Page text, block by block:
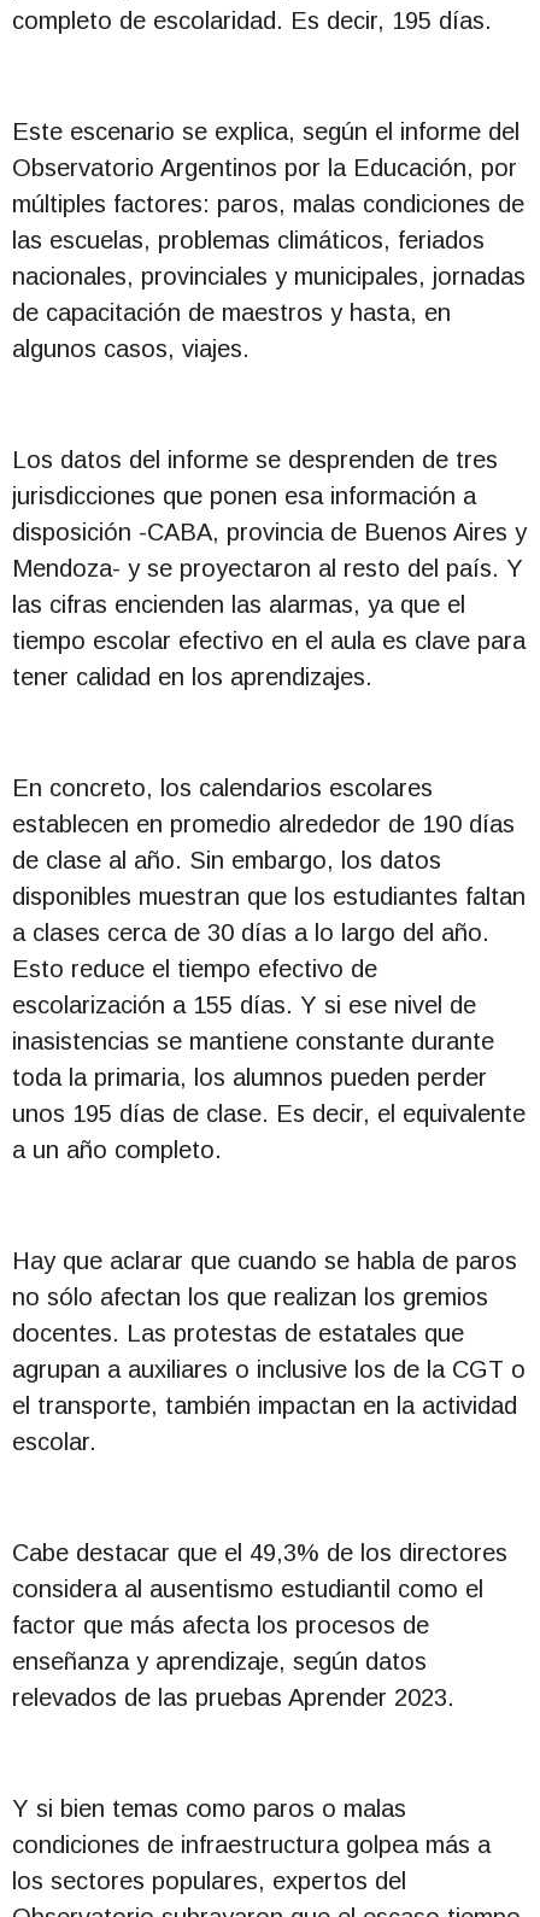
completo de escolaridad. Es decir, 195 días.
Este escenario se explica, según el informe del
Observatorio Argentinos por la Educación, por
múltiples factores: paros, malas condiciones de
las escuelas, problemas climáticos, feriados
nacionales, provinciales y municipales, jornadas
de capacitación de maestros y hasta, en
algunos casos, viajes.
Los datos del informe se desprenden de tres
jurisdicciones que ponen esa información a
disposición -CABA, provincia de Buenos Aires y
Mendoza- y se proyectaron al resto del país. Y
las cifras encienden las alarmas, ya que el
tiempo escolar efectivo en el aula es clave para
tener calidad en los aprendizajes.
En concreto, los calendarios escolares
establecen en promedio alrededor de 190 días
de clase al año. Sin embargo, los datos
disponibles muestran que los estudiantes faltan
a clases cerca de 30 días a lo largo del año.
Esto reduce el tiempo efectivo de
escolarización a 155 días. Y si ese nivel de
inasistencias se mantiene constante durante
toda la primaria, los alumnos pueden perder
unos 195 días de clase. Es decir, el equivalente
a un año completo.
Hay que aclarar que cuando se habla de paros
no sólo afectan los que realizan los gremios
docentes. Las protestas de estatales que
agrupan a auxiliares o inclusive los de la CGT o
el transporte, también impactan en la actividad
escolar.
Cabe destacar que el 49,3% de los directores
considera al ausentismo estudiantil como el
factor que más afecta los procesos de
enseñanza y aprendizaje, según datos
relevados de las pruebas Aprender 2023.
Y si bien temas como paros o malas
condiciones de infraestructura golpea más a
los sectores populares, expertos del